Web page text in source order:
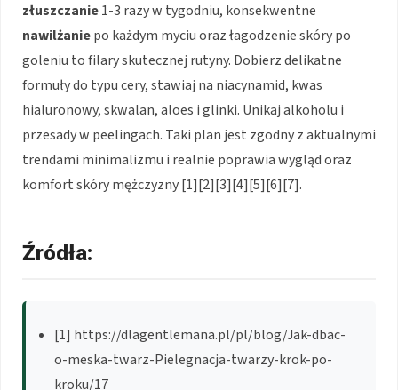
złuszczanie1-3 razy w tygodniu, konsekwentne
nawilżaniepo każdym myciu oraz łagodzenie skóry po
goleniu to filary skutecznej rutyny. Dobierz delikatne
formuły do typu cery, stawiaj na niacynamid, kwas
hialuronowy, skwalan, aloes i glinki. Unikaj alkoholu i
przesady w peelingach. Taki plan jest zgodny z aktualnymi
trendami minimalizmu i realnie poprawia wygląd oraz
komfort skóry mężczyzny [1][2][3][4][5][6][7].
Źródła:
[1] https://dlagentlemana.pl/pl/blog/Jak-dbac-
o-meska-twarz-Pielegnacja-twarzy-krok-po-
kroku/17